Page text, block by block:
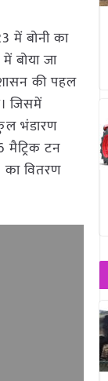
में बोनी का
बोया जा
की पहल
जिसमें
भंडारण
मैट्रिक टन
वितरण